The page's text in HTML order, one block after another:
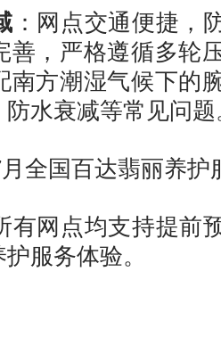
：网点交通便捷，
善，严格遵循多轮
南方潮湿气候下的
水衰减等常见问题
国百达翡丽养护
网点均支持提前
服务体验。